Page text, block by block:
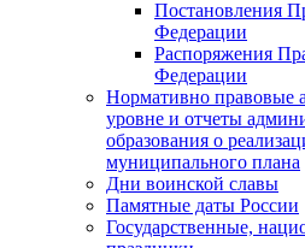
Постановления
Федерации
Распоряжения
Федерации
Нормативно правовые
уровне и отчеты
образования о
муниципального плана
Дни воинской славы
Памятные даты России
Государственные,